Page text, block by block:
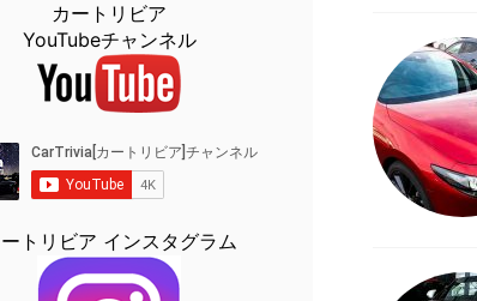
カートリビア
YouTubeチャンネル
トリビア インスタグラム